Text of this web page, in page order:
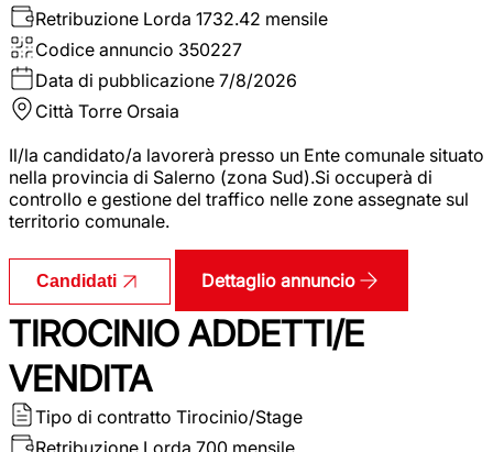
Retribuzione Lorda 1732.42 mensile
Codice annuncio 350227
Data di pubblicazione 7/8/2026
Città Torre Orsaia
Il/la candidato/a lavorerà presso un Ente comunale situato
nella provincia di Salerno (zona Sud).Si occuperà di
controllo e gestione del traffico nelle zone assegnate sul
territorio comunale.
Candidati Dettaglio annuncio
TIROCINIO ADDETTI/E
VENDITA
Tipo di contratto Tirocinio/Stage
Retribuzione Lorda 700 mensile